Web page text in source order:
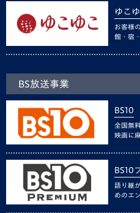
ゆこ
お客様
館・宿
BS放送事業
BS10
全国無
映画に
BS10
語り継
めのエ